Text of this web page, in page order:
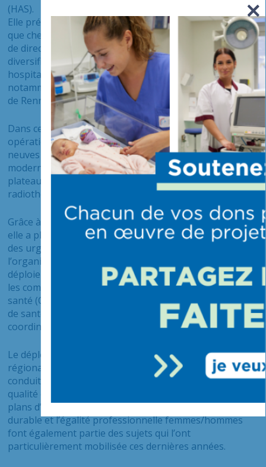
(HAS).
Elle présente une expérience de plus de 10 ans en tant
que cheffe d’établissement sur des emplois fonctionnels
de direction, avec un parcours de directrice d’hôpital
diversifié et riche d’exercices professionnels en centre
hospitaliers et en centres hospitalo-universitaires. Elle a
notamment été directrice adjointe aux CHU de Caen et
de Rennes.
Dans ce cadre, Laurence Garo a mené plusieurs
opérations immobilières majeures de constructions
neuves et de réhabilitation, ainsi que des
modernisations importantes et stratégiques de
plateaux techniques d’imagerie médicale – ainsi qu’en
radiothérapie.
Grâce à ces différentes expériences professionnelles,
elle a plusieurs expertises à son actif, comme la gestion
des urgences et de leur flux, le pilotage de
l’organisation du service d’accès aux soins et le
déploiement des relations ville-hôpital, notamment avec
les communautés professionnelles territoriales de
santé (CPTS), les unions régionales des professionnels
de santé (URPS), et les dispositifs d’appui à la
coordination (DAC).
Le déploiement des coopérations avec l’agence
régionale de santé et les collectivités locales dans la
conduite de projets territoriaux de santé publique, la
qualité de vie au travail en lien avec la mise en œuvre de
plans d’attractivité et de recrutement, le développement
durable et l’égalité professionnelle femmes/hommes
font également partie des sujets qui l’ont
particulièrement mobilisée ces dernières années.